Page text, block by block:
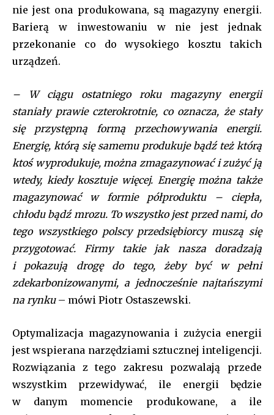
nie jest ona produkowana, są magazyny energii.
Barierą w inwestowaniu w nie jest jednak
przekonanie co do wysokiego kosztu takich
urządzeń.
– W ciągu ostatniego roku magazyny energii
staniały prawie czterokrotnie, co oznacza, że stały
się przystępną formą przechowywania energii.
Energię, którą się samemu produkuje bądź też którą
ktoś wyprodukuje, można zmagazynować i zużyć ją
wtedy, kiedy kosztuje więcej. Energię można także
magazynować w formie półproduktu – ciepła,
chłodu bądź mrozu. To wszystko jest przed nami, do
tego wszystkiego polscy przedsiębiorcy muszą się
przygotować. Firmy takie jak nasza doradzają
i pokazują drogę do tego, żeby być w pełni
zdekarbonizowanymi, a jednocześnie najtańszymi
na rynku– mówi Piotr Ostaszewski.
Optymalizacja magazynowania i zużycia energii
jest wspierana narzędziami sztucznej inteligencji.
Rozwiązania z tego zakresu pozwalają przede
wszystkim przewidywać, ile energii będzie
w danym momencie produkowane, a ile